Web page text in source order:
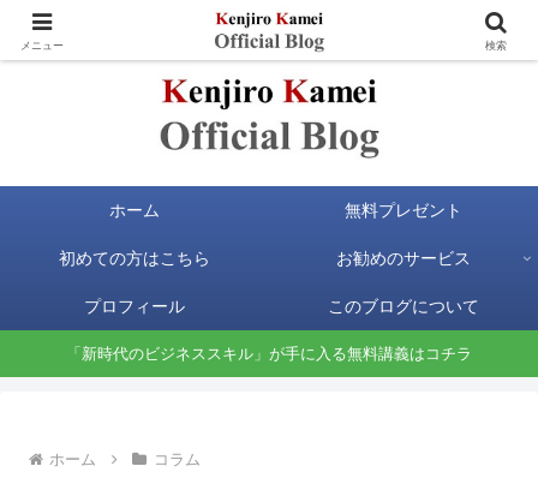
お金と時間の自由が手に入る新時代のビジネススキルを身に付けよう
ホーム 無料プレゼント
初めての方はこちら お勧めのサービス
プロフィール このブログについて
「新時代のビジネススキル」が手に入る無料講義はコチラ
ホーム コラム
メニュー 検索